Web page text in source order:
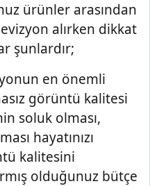
ürünler arasından
alırken dikkat
şunlardır;
en önemli
görüntü kalitesi
soluk olması,
hayatınızı
kalitesini
olduğunuz bütçe